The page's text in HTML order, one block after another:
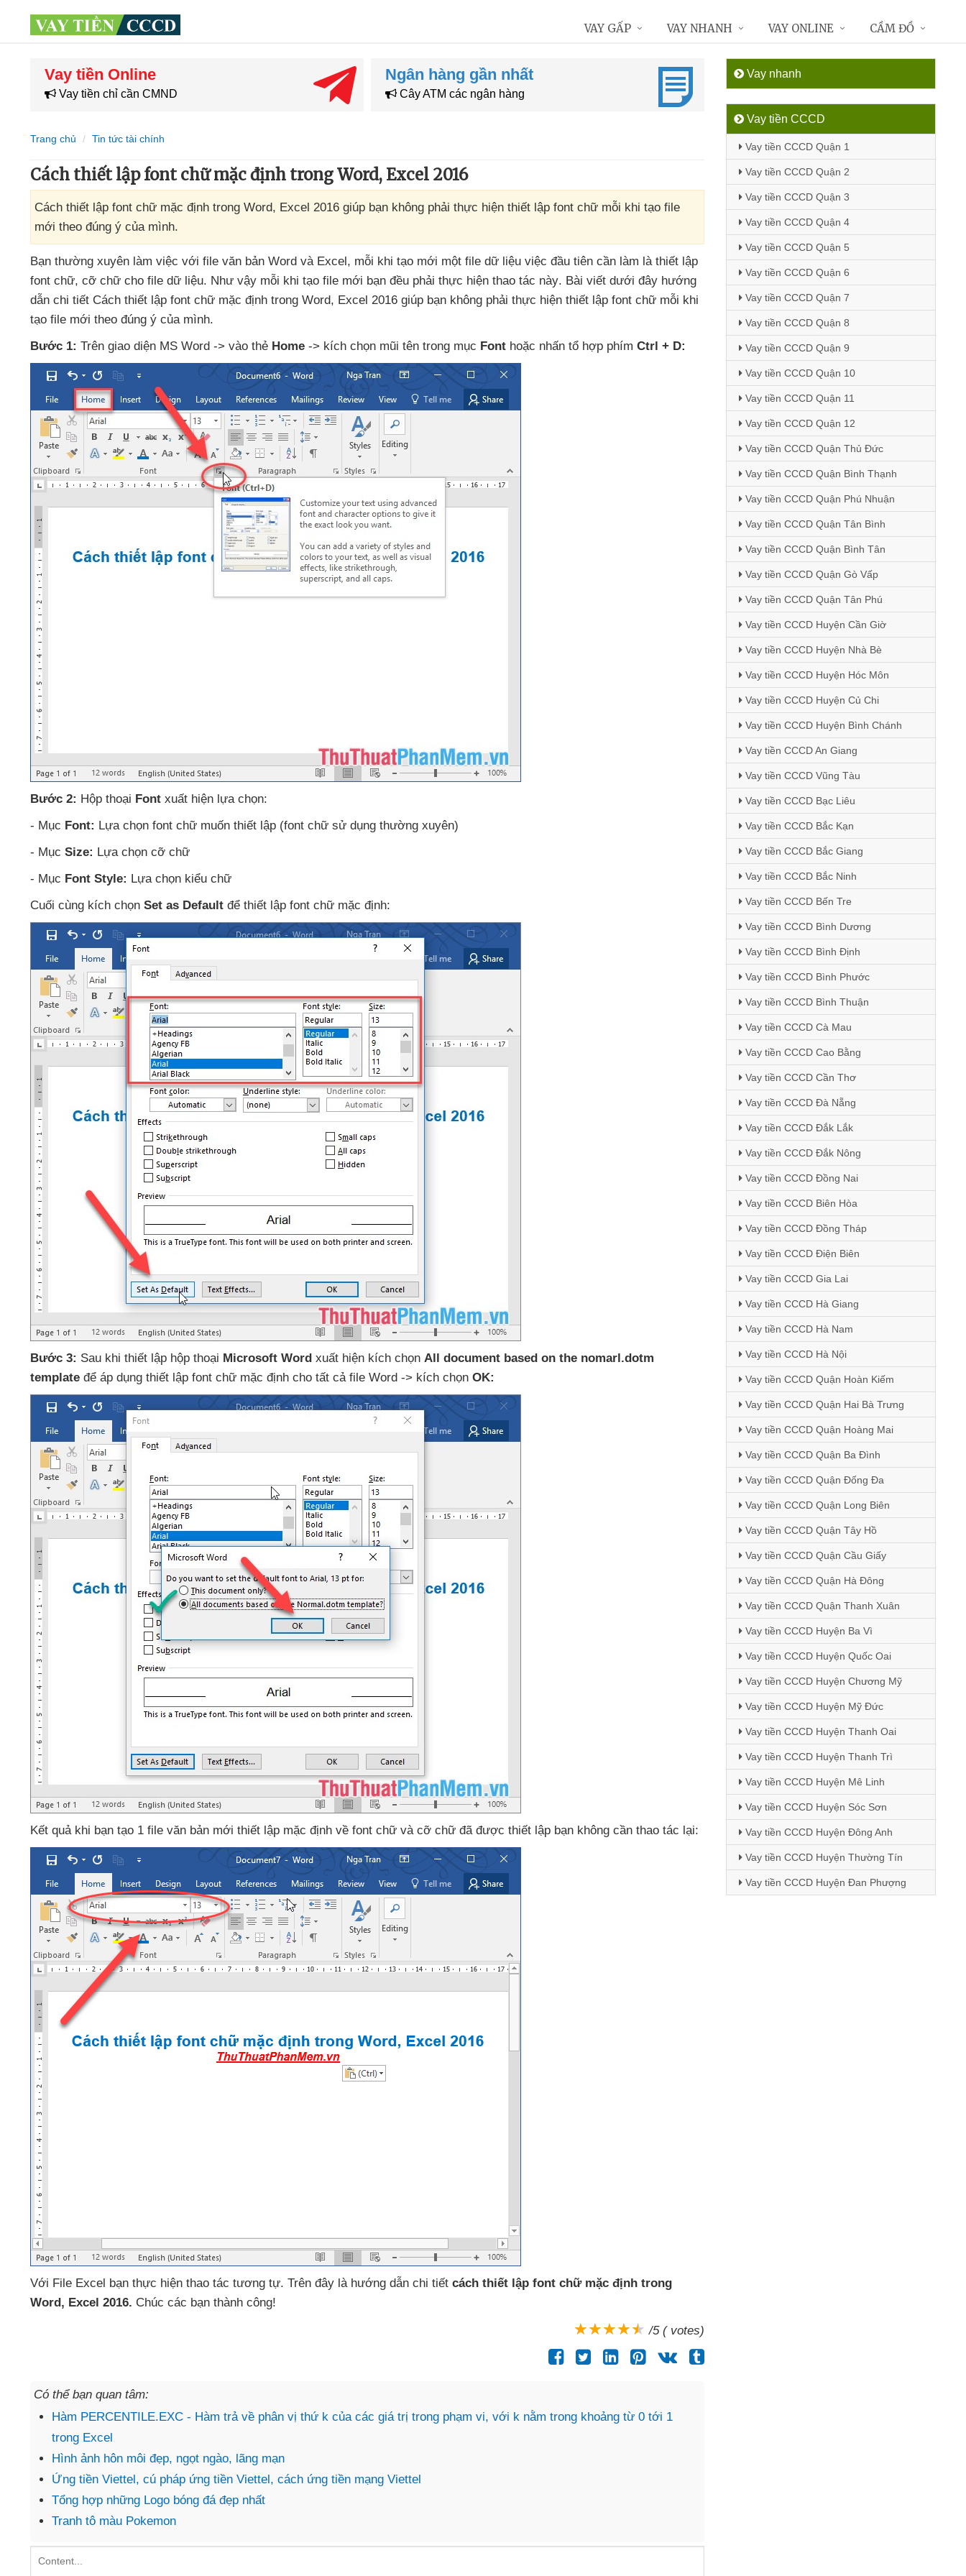
Vay tiền Online
Vay tiền chỉ cần CMND
Ngân hàng gần nhất
Cây ATM các ngân hàng
Trang chủ Tin tức tài chính
Cách thiết lập font chữ mặc định trong Word, Excel 2016
Cách thiết lập font chữ mặc định trong Word, Excel 2016 giúp bạn không phải thực hiện thiết lập font chữ mỗi khi tạo file
mới theo đúng ý của mình.
Bạn thường xuyên làm việc với file văn bản Word và Excel, mỗi khi tạo mới một file dữ liệu việc đầu tiên cần làm là thiết lập
font chữ, cỡ chữ cho file dữ liệu. Như vậy mỗi khi tạo file mới bạn đều phải thực hiện thao tác này. Bài viết dưới đây hướng
dẫn chi tiết Cách thiết lập font chữ mặc định trong Word, Excel 2016 giúp bạn không phải thực hiện thiết lập font chữ mỗi khi
tạo file mới theo đúng ý của mình.
Bước 1: Trên giao diện MS Word -> vào thẻ Home -> kích chọn mũi tên trong mục Font hoặc nhấn tổ hợp phím Ctrl + D:
Bước 2: Hộp thoại Font xuất hiện lựa chọn:
- Mục Font: Lựa chọn font chữ muốn thiết lập (font chữ sử dụng thường xuyên)
- Mục Size: Lựa chọn cỡ chữ
- Mục Font Style: Lựa chọn kiểu chữ
Cuối cùng kích chọn Set as Default để thiết lập font chữ mặc định:
Bước 3: Sau khi thiết lập hộp thoại Microsoft Word xuất hiện kích chọn All document based on the nomarl.dotm
template để áp dụng thiết lập font chữ mặc định cho tất cả file Word -> kích chọn OK:
Kết quả khi bạn tạo 1 file văn bản mới thiết lập mặc định về font chữ và cỡ chữ đã được thiết lập bạn không cần thao tác lại:
Với File Excel bạn thực hiện thao tác tương tự. Trên đây là hướng dẫn chi tiết cách thiết lập font chữ mặc định trong
Word, Excel 2016. Chúc các bạn thành công!
/5 ( votes)
Có thể bạn quan tâm:
Hàm PERCENTILE.EXC - Hàm trả về phân vị thứ k của các giá trị trong phạm vi, với k nằm trong khoảng từ 0 tới 1
trong Excel
Hình ảnh hôn môi đẹp, ngọt ngào, lãng mạn
Ứng tiền Viettel, cú pháp ứng tiền Viettel, cách ứng tiền mạng Viettel
Tổng hợp những Logo bóng đá đẹp nhất
Tranh tô màu Pokemon
Vay nhanh
Vay tiền CCCD
Vay tiền CCCD Quận 1
Vay tiền CCCD Quận 2
Vay tiền CCCD Quận 3
Vay tiền CCCD Quận 4
Vay tiền CCCD Quận 5
Vay tiền CCCD Quận 6
Vay tiền CCCD Quận 7
Vay tiền CCCD Quận 8
Vay tiền CCCD Quận 9
Vay tiền CCCD Quận 10
Vay tiền CCCD Quận 11
Vay tiền CCCD Quận 12
Vay tiền CCCD Quận Thủ Đức
Vay tiền CCCD Quận Bình Thạnh
Vay tiền CCCD Quận Phú Nhuận
Vay tiền CCCD Quận Tân Bình
Vay tiền CCCD Quận Bình Tân
Vay tiền CCCD Quận Gò Vấp
Vay tiền CCCD Quận Tân Phú
Vay tiền CCCD Huyện Cần Giờ
Vay tiền CCCD Huyện Nhà Bè
Vay tiền CCCD Huyện Hóc Môn
Vay tiền CCCD Huyện Củ Chi
Vay tiền CCCD Huyện Bình Chánh
Vay tiền CCCD An Giang
Vay tiền CCCD Vũng Tàu
Vay tiền CCCD Bạc Liêu
Vay tiền CCCD Bắc Kạn
Vay tiền CCCD Bắc Giang
Vay tiền CCCD Bắc Ninh
Vay tiền CCCD Bến Tre
Vay tiền CCCD Bình Dương
Vay tiền CCCD Bình Định
Vay tiền CCCD Bình Phước
Vay tiền CCCD Bình Thuận
Vay tiền CCCD Cà Mau
Vay tiền CCCD Cao Bằng
Vay tiền CCCD Cần Thơ
Vay tiền CCCD Đà Nẵng
Vay tiền CCCD Đắk Lắk
Vay tiền CCCD Đắk Nông
Vay tiền CCCD Đồng Nai
Vay tiền CCCD Biên Hòa
Vay tiền CCCD Đồng Tháp
Vay tiền CCCD Điện Biên
Vay tiền CCCD Gia Lai
Vay tiền CCCD Hà Giang
Vay tiền CCCD Hà Nam
Vay tiền CCCD Hà Nội
Vay tiền CCCD Quận Hoàn Kiếm
Vay tiền CCCD Quận Hai Bà Trưng
Vay tiền CCCD Quận Hoàng Mai
Vay tiền CCCD Quận Ba Đình
Vay tiền CCCD Quận Đống Đa
Vay tiền CCCD Quận Long Biên
Vay tiền CCCD Quận Tây Hồ
Vay tiền CCCD Quận Cầu Giấy
Vay tiền CCCD Quận Hà Đông
Vay tiền CCCD Quận Thanh Xuân
Vay tiền CCCD Huyện Ba Vì
Vay tiền CCCD Huyện Quốc Oai
Vay tiền CCCD Huyện Chương Mỹ
Vay tiền CCCD Huyện Mỹ Đức
Vay tiền CCCD Huyện Thanh Oai
Vay tiền CCCD Huyện Thanh Trì
Vay tiền CCCD Huyện Mê Linh
Vay tiền CCCD Huyện Sóc Sơn
Vay tiền CCCD Huyện Đông Anh
Vay tiền CCCD Huyện Thường Tín
Vay tiền CCCD Huyện Đan Phượng
VAY GẤP VAY NHANH VAY ONLINE CẦM ĐỒ